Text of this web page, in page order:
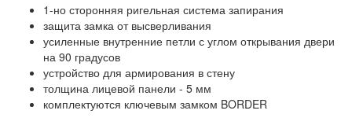
1-но сторонняя ригельная система запирания
защита замка от высверливания
усиленные внутренние петли с углом открывания двери
на 90 градусов
устройство для армирования в стену
толщина лицевой панели - 5 мм
комплектуются ключевым замком BORDER